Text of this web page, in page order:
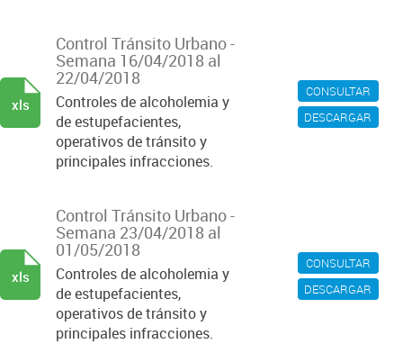
CONSULTAR
DESCARGAR
Control Tránsito Urbano -
Semana 16/04/2018 al
22/04/2018
Controles de alcoholemia y
de estupefacientes,
operativos de tránsito y
principales infracciones.
xls
CONSULTAR
DESCARGAR
Control Tránsito Urbano -
Semana 23/04/2018 al
01/05/2018
Controles de alcoholemia y
de estupefacientes,
operativos de tránsito y
principales infracciones.
xls